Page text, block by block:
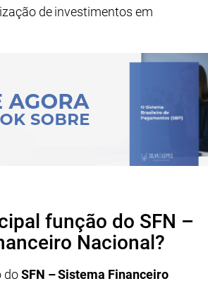
de investimentos em
função do SFN –
Nacional?
doSFN – Sistema Financeiro